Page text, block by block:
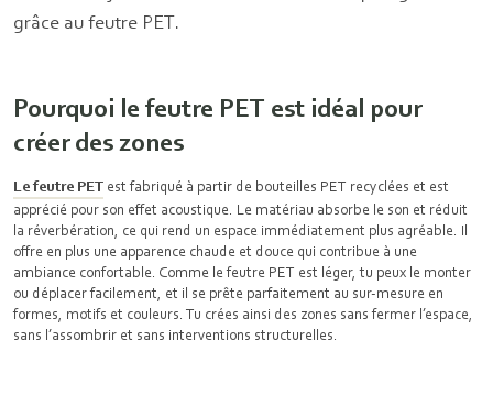
grâce au feutre PET.
Pourquoi le feutre PET est idéal pour
créer des zones
Le feutre PET est fabriqué à partir de bouteilles PET recyclées et est
apprécié pour son effet acoustique. Le matériau absorbe le son et réduit
la réverbération, ce qui rend un espace immédiatement plus agréable. Il
offre en plus une apparence chaude et douce qui contribue à une
ambiance confortable. Comme le feutre PET est léger, tu peux le monter
ou déplacer facilement, et il se prête parfaitement au sur-mesure en
formes, motifs et couleurs. Tu crées ainsi des zones sans fermer l’espace,
sans l’assombrir et sans interventions structurelles.